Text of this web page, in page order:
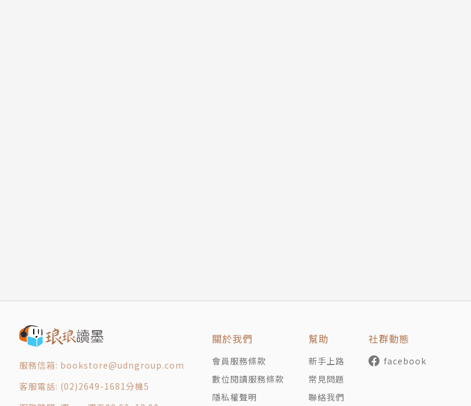
服務信箱: bookstore@udngroup.com
客服電話: (02)2649-1681分機5
關於我們
會員服務條款
數位閱讀服務條款
隱私權聲明
幫助
新手上路
常見問題
聯絡我們
社群動態
facebook